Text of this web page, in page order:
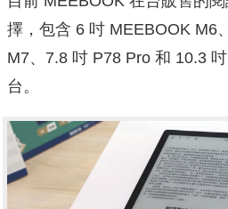
擇，包含 6 吋 MEEBOOK M6
M7、7.8 吋 P78 Pro 和 10.3
台。